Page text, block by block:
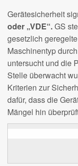
Gerätesicherheit
oder „VDE“.GS
gesetzlich
Maschinentyp
untersucht und die
Stelle überwacht
Kriterien zur
dafür, dass die
Mängel hin